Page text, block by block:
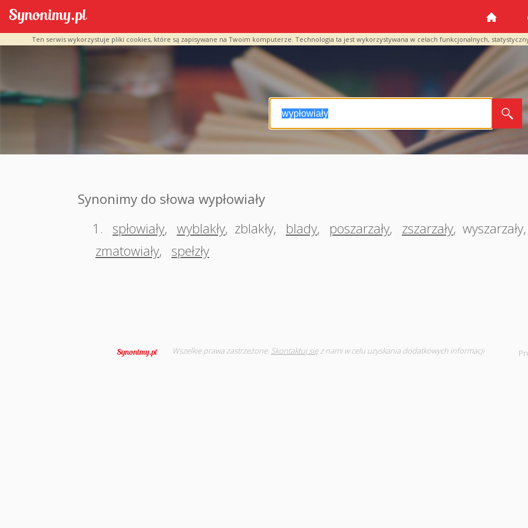
Ten serwis wykorzystuje pliki cookies, które są zapisywane na Twoim komputerze. Technologia ta jest wykorzystywana w celach funkcjonalnych,
Synonimy do słowa wypłowiały
1.
spłowiały, wyblakły, zblakły, blady, poszarzały, zszarzały, wyszarzały,
zmatowiały, spełzły
Wszelkie prawa zastrzeżone. Skontaktuj sięz nami w celu uzyskania dodatkowych informacji